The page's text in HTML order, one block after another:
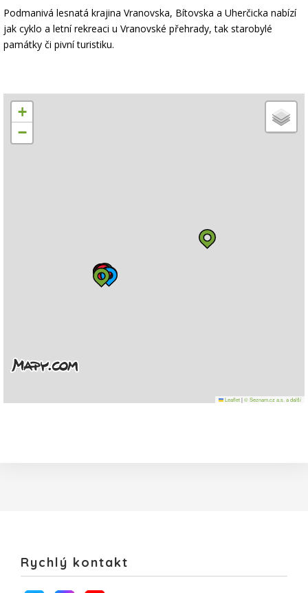
Podmanivá lesnatá krajina Vranovska, Bítovska a Uherčicka nabízí
jak cyklo a letní rekreaci u Vranovské přehrady, tak starobylé
památky či pivní turistiku.
+
−
Leaflet|© Seznam.cz a.s. a další
Rychlý kontakt